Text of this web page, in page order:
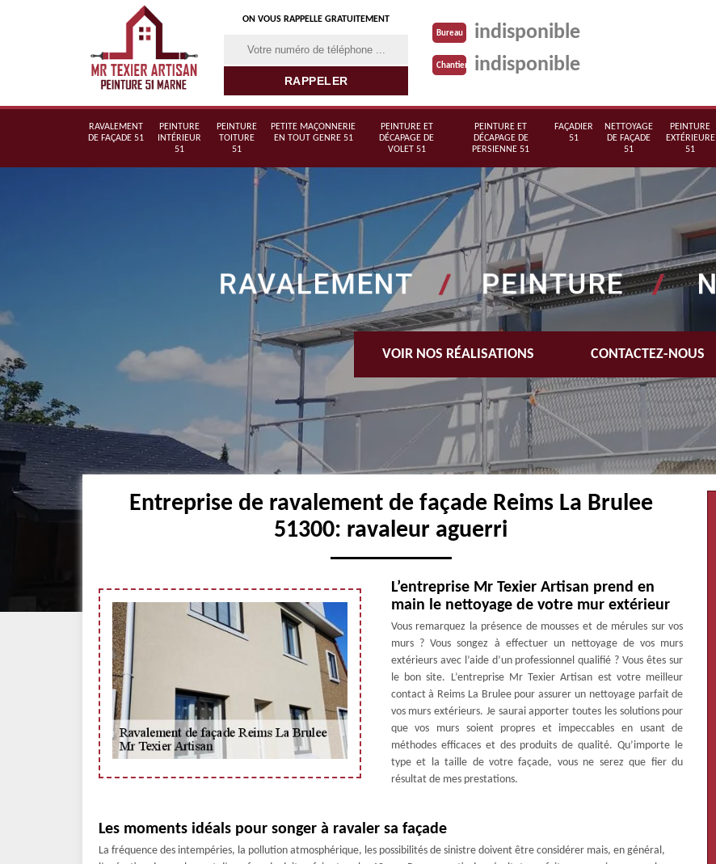
ON VOUS RAPPELLE GRATUITEMENT
Bureau indisponible
Chantier indisponible
RAVALEMENT
DE FAÇADE 51
PEINTURE
INTÉRIEUR
51
PEINTURE
TOITURE
51
PETITE MAÇONNERIE
EN TOUT GENRE 51
PEINTURE ET
DÉCAPAGE DE
VOLET 51
PEINTURE ET
DÉCAPAGE DE
PERSIENNE 51
FAÇADIER
51
NETTOYAGE
DE FAÇADE
51
PEINTURE
EXTÉRIEURE
51
VOIR NOS RÉALISATIONS CONTACTEZ-NOUS
Entreprise de ravalement de façade Reims La Brulee
51300: ravaleur aguerri
L’entreprise Mr Texier Artisan prend en
main le nettoyage de votre mur extérieur
Vous remarquez la présence de mousses et de mérules sur vos
murs ? Vous songez à effectuer un nettoyage de vos murs
extérieurs avec l’aide d’un professionnel qualifié ? Vous êtes sur
le bon site. L’entreprise Mr Texier Artisan est votre meilleur
contact à Reims La Brulee pour assurer un nettoyage parfait de
vos murs extérieurs. Je saurai apporter toutes les solutions pour
que vos murs soient propres et impeccables en usant de
méthodes efficaces et des produits de qualité. Qu’importe le
type et la taille de votre façade, vous ne serez que fier du
résultat de mes prestations.
Les moments idéals pour songer à ravaler sa façade
La fréquence des intempéries, la pollution atmosphérique, les possibilités de sinistre doivent être considérer mais, en général,